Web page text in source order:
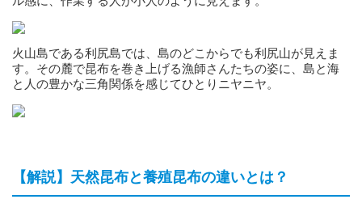
火山島である利尻島では、島のどこからでも利尻山が見えま
す。その麓で昆布を巻き上げる漁師さんたちの姿に、島と海
と人の豊かな三角関係を感じてひとりニヤニヤ。
【解説】天然昆布と養殖昆布の違いとは？